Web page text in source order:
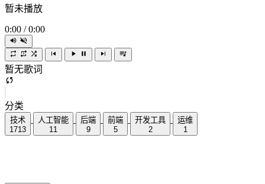
暂未播放
0:00 / 0:00
暂无歌词
分类
技术
1713
人工智能
11
后端
9
前端
5
开发工具
2
运维
1